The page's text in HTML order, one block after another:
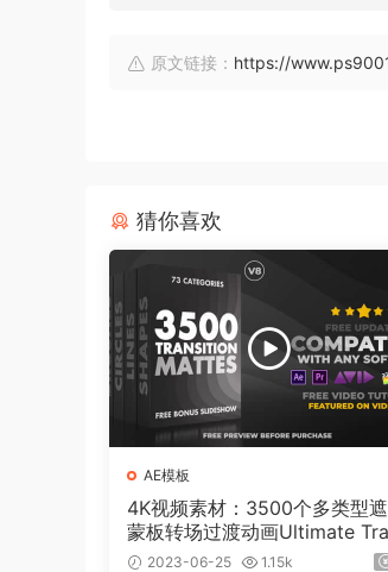
原文链接： https://
猜你喜欢
AE模板
4K视频素材：3500个多类型
蒙板转场过渡动画Ultimate
sition Mattes Pack v8（含AE
2023-06-25 1.15k